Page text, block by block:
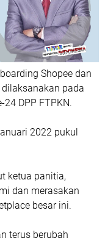
Shopee dan
pada
DPP FTPKN.
2022 pukul
ketua panitia,
dan merasakan
besar ini.
terus berubah